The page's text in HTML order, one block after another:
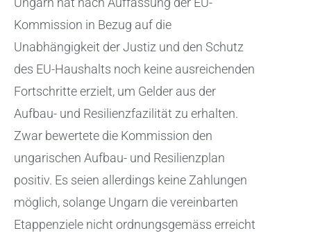
Kommission in Bezug auf die
Unabhängigkeit der Justiz und den Schutz
des EU-Haushalts noch keine ausreichenden
Fortschritte erzielt, um Gelder aus der
Aufbau- und Resilienzfazilität zu erhalten.
Zwar bewertete die Kommission den
ungarischen Aufbau- und Resilienzplan
positiv. Es seien allerdings keine Zahlungen
möglich, solange Ungarn die vereinbarten
Etappenziele nicht ordnungsgemäss erreicht